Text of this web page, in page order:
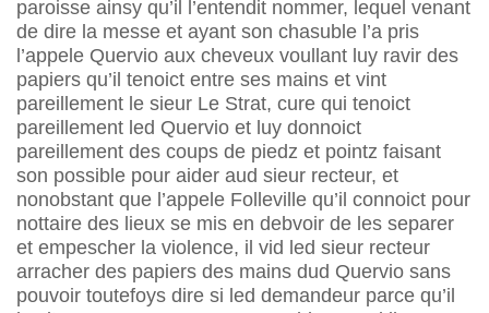
paroisse ainsy qu’il l’entendit nommer, lequel venant
de dire la messe et ayant son chasuble l’a pris
l’appele Quervio aux cheveux voullant luy ravir des
papiers qu’il tenoict entre ses mains et vint
pareillement le sieur Le Strat, cure qui tenoict
pareillement led Quervio et luy donnoict
pareillement des coups de piedz et pointz faisant
son possible pour aider aud sieur recteur, et
nonobstant que l’appele Folleville qu’il connoict pour
nottaire des lieux se mis en debvoir de les separer
et empescher la violence, il vid led sieur recteur
arracher des papiers des mains dud Quervio sans
pouvoir toutefoys dire si led demandeur parce qu’il